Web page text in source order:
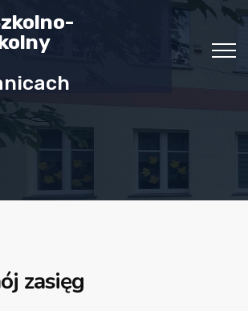
zasięg